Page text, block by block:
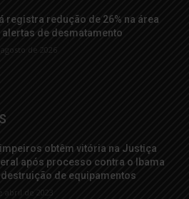
registra redução de 26% na área
alertas de desmatamento
de 2026
obtêm vitória na Justiça
após processo contra o Ibama
de equipamentos
abril de 2023